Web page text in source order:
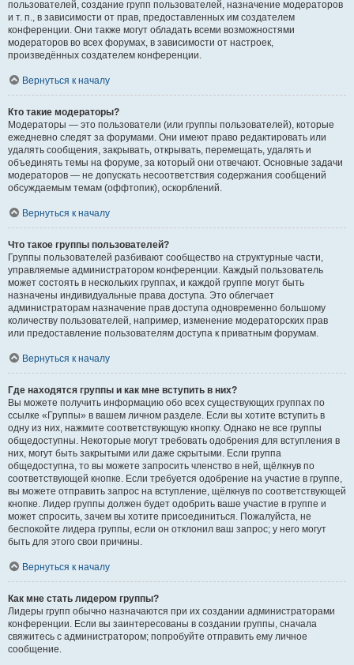
пользователей, создание групп пользователей, назначение модераторов
и т. п., в зависимости от прав, предоставленных им создателем
конференции. Они также могут обладать всеми возможностями
модераторов во всех форумах, в зависимости от настроек,
произведённых создателем конференции.
Вернуться к началу
Кто такие модераторы?
Модераторы — это пользователи (или группы пользователей), которые
ежедневно следят за форумами. Они имеют право редактировать или
удалять сообщения, закрывать, открывать, перемещать, удалять и
объединять темы на форуме, за который они отвечают. Основные задачи
модераторов — не допускать несоответствия содержания сообщений
обсуждаемым темам (оффтопик), оскорблений.
Вернуться к началу
Что такое группы пользователей?
Группы пользователей разбивают сообщество на структурные части,
управляемые администратором конференции. Каждый пользователь
может состоять в нескольких группах, и каждой группе могут быть
назначены индивидуальные права доступа. Это облегчает
администраторам назначение прав доступа одновременно большому
количеству пользователей, например, изменение модераторских прав
или предоставление пользователям доступа к приватным форумам.
Вернуться к началу
Где находятся группы и как мне вступить в них?
Вы можете получить информацию обо всех существующих группах по
ссылке «Группы» в вашем личном разделе. Если вы хотите вступить в
одну из них, нажмите соответствующую кнопку. Однако не все группы
общедоступны. Некоторые могут требовать одобрения для вступления в
них, могут быть закрытыми или даже скрытыми. Если группа
общедоступна, то вы можете запросить членство в ней, щёлкнув по
соответствующей кнопке. Если требуется одобрение на участие в группе,
вы можете отправить запрос на вступление, щёлкнув по соответствующей
кнопке. Лидер группы должен будет одобрить ваше участие в группе и
может спросить, зачем вы хотите присоединиться. Пожалуйста, не
беспокойте лидера группы, если он отклонил ваш запрос; у него могут
быть для этого свои причины.
Вернуться к началу
Как мне стать лидером группы?
Лидеры групп обычно назначаются при их создании администраторами
конференции. Если вы заинтересованы в создании группы, сначала
свяжитесь с администратором; попробуйте отправить ему личное
сообщение.